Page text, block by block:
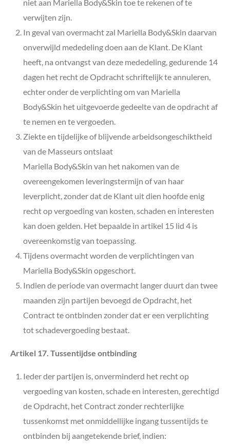
niet aan Mariella Body&Skin toe te rekenen of te
verwijten zijn.
In geval van overmacht zal Mariella Body&Skin daarvan
onverwijld mededeling doen aan de Klant. De Klant
heeft, na ontvangst van deze mededeling, gedurende 14
dagen het recht de Opdracht schriftelijk te annuleren,
echter onder de verplichting om van Mariella
Body&Skin het uitgevoerde gedeelte van de opdracht af
te nemen en te vergoeden.
Ziekte en tijdelijke of blijvende arbeidsongeschiktheid
van de Masseurs ontslaat
Mariella Body&Skin van het nakomen van de
overeengekomen leveringstermijn of van haar
leverplicht, zonder dat de Klant uit dien hoofde enig
recht op vergoeding van kosten, schaden en interesten
kan doen gelden. Het bepaalde in artikel 15 lid 4 is
overeenkomstig van toepassing.
Tijdens overmacht worden de verplichtingen van
Mariella Body&Skin opgeschort.
Indien de periode van overmacht langer duurt dan twee
maanden zijn partijen bevoegd de Opdracht, het
Contract te ontbinden zonder dat er een verplichting
tot schadevergoeding bestaat.
Artikel 17. Tussentijdse ontbinding
Ieder der partijen is, onverminderd het recht op
vergoeding van kosten, schade en interesten, gerechtigd
de Opdracht, het Contract zonder rechterlijke
tussenkomst met onmiddellijke ingang tussentijds te
ontbinden bij aangetekende brief, indien: